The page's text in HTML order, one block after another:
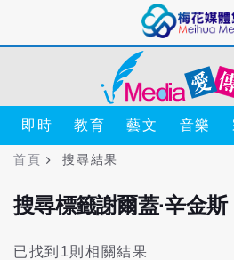
即時 教育 藝文 音樂
首頁 搜尋結果
搜尋標籤謝爾蓋·辛金斯
已找到1則相關結果